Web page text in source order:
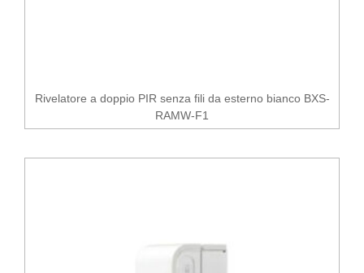
Rivelatore a doppio PIR senza fili da esterno bianco BXS-
RAMW-F1